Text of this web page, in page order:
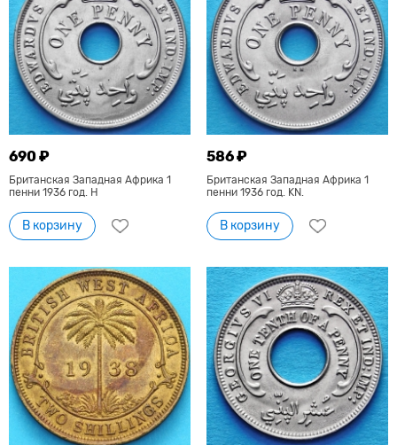
690 ₽
Британская Западная Африка 1
пенни 1936 год. Н
В корзину
586 ₽
Британская Западная Африка 1
пенни 1936 год. KN.
В корзину